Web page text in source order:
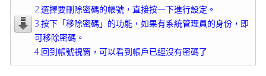
2.選擇要刪除密碼的帳號，直接按一下進行設定。
3.按下「移除密碼」的功能，如果有系統管理員的身份，即
可移除密碼。
4.回到帳號視窗，可以看到帳戶已經沒有密碼了